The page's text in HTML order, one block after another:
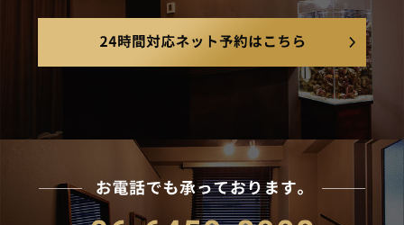
24時